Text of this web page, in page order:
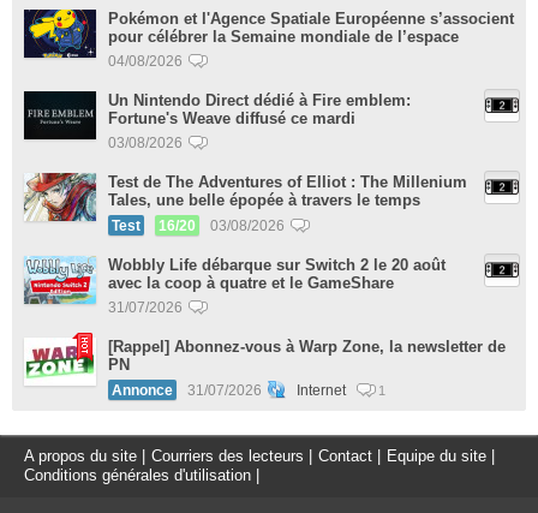
Pokémon et l'Agence Spatiale Européenne s’associent
pour célébrer la Semaine mondiale de l’espace
04/08/2026
Un Nintendo Direct dédié à Fire emblem:
Fortune's Weave diffusé ce mardi
03/08/2026
Test de The Adventures of Elliot : The Millenium
Tales, une belle épopée à travers le temps
Test 16/20 03/08/2026
Wobbly Life débarque sur Switch 2 le 20 août
avec la coop à quatre et le GameShare
31/07/2026
[Rappel] Abonnez-vous à Warp Zone, la newsletter de
PN
Annonce 31/07/2026 Internet 1
A propos du site Courriers des lecteurs Contact Equipe du site
Conditions générales d'utilisation